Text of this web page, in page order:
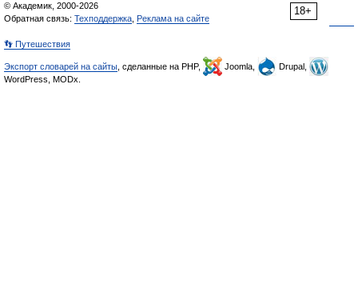
18+
© Академик, 2000-2026
Обратная связь: Техподдержка Реклама на сайте
👣 Путешествия
Экспорт словарей на сайты , сделанные на PHP, Joomla,
Drupal,
WordPress, MODx.